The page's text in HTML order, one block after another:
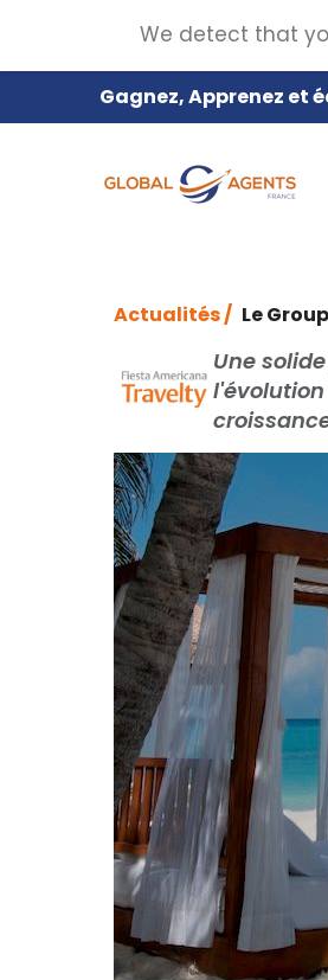
Gagnez, Apprenez et
Actualités / Le
Une
We detect that